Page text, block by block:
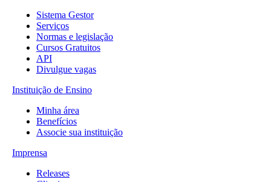
Sistema Gestor
Serviços
Normas e legislação
Cursos Gratuitos
API
Divulgue vagas
Instituição de Ensino
Minha área
Benefícios
Associe sua instituição
Imprensa
Releases